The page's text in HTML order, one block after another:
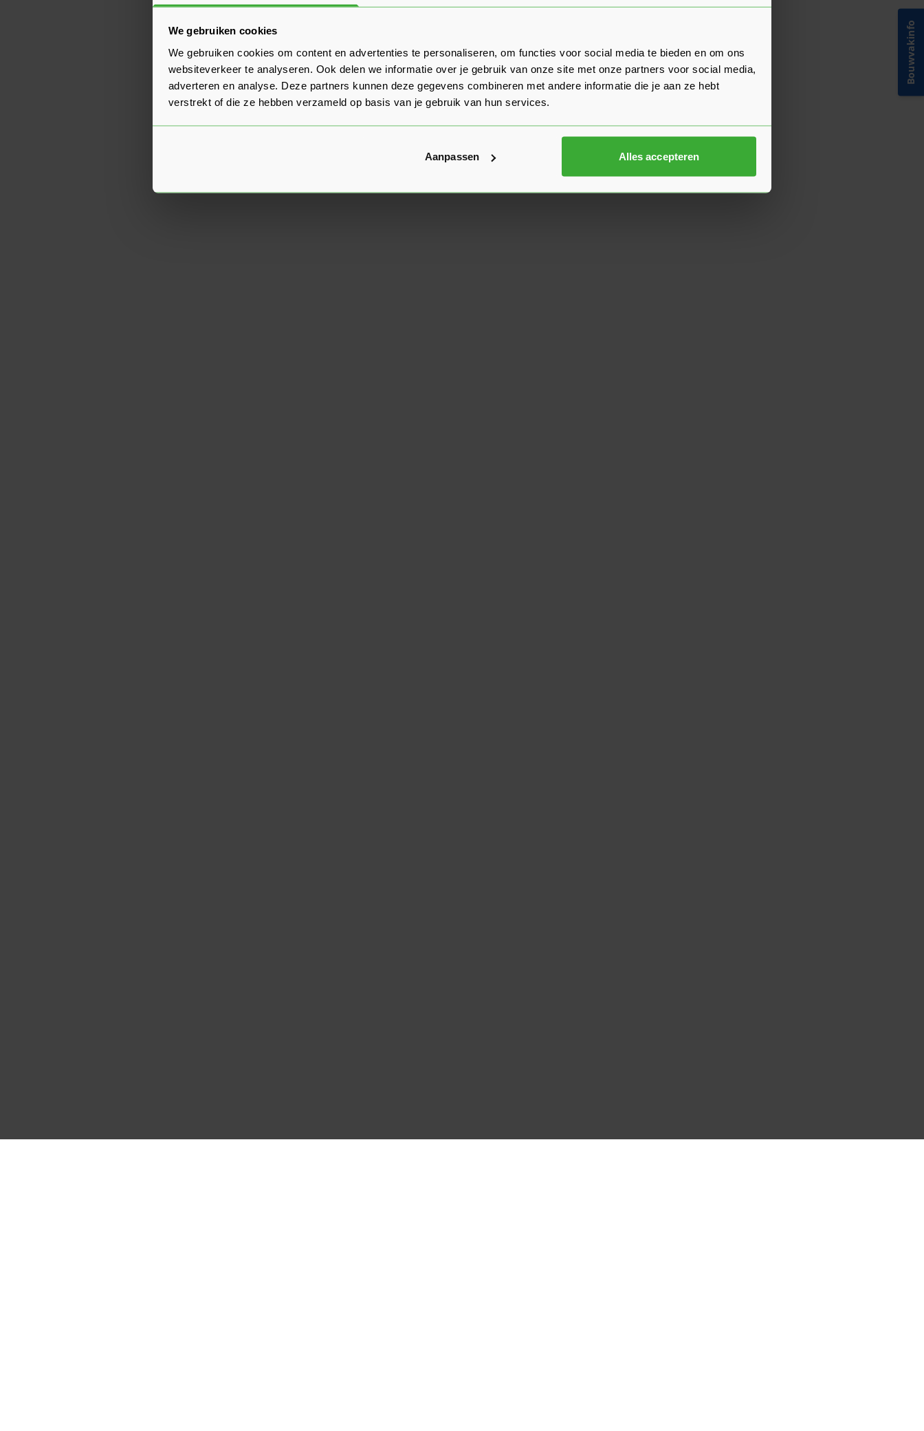
We gebruiken cookies
We gebruiken cookies om content en advertenties te personaliseren, om functies voor social media te bieden en om ons
websiteverkeer te analyseren. Ook delen we informatie over je gebruik van onze site met onze partners voor social media,
adverteren en analyse. Deze partners kunnen deze gegevens combineren met andere informatie die je aan ze hebt
verstrekt of die ze hebben verzameld op basis van je gebruik van hun services.
Aanpassen Alles accepteren
Bouwvakinfo